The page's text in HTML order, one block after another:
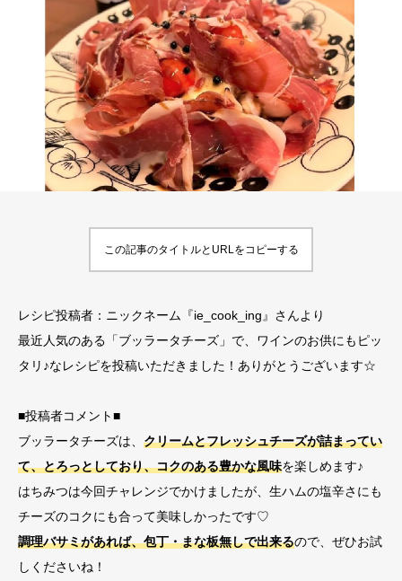
この記事のタイトルとURLをコピーする
レシピ投稿者：ニックネーム『ie_cook_ing』さんより
最近人気のある「ブッラータチーズ」で、ワインのお供にもピッ
タリ♪なレシピを投稿いただきました！ありがとうございます☆
■投稿者コメント■
ブッラータチーズは、 クリームとフレッシュチーズが詰まってい
て、とろっとしており、コクのある豊かな風味を楽しめます♪
はちみつは今回チャレンジでかけましたが、生ハムの塩辛さにも
チーズのコクにも合って美味しかったです♡
調理バサミがあれば、包丁・まな板無しで出来るので、ぜひお試
しくださいね！